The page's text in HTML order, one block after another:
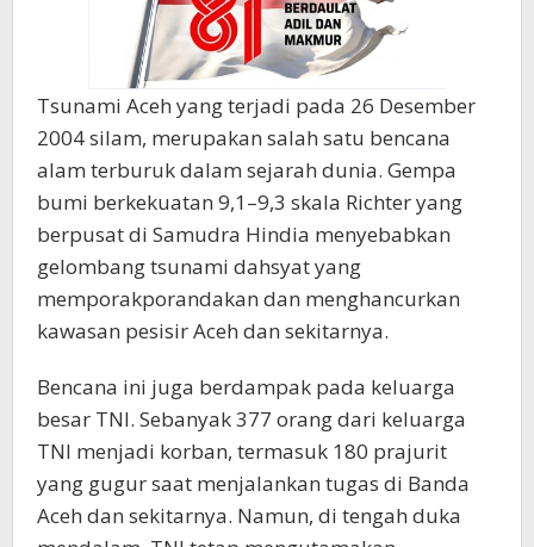
Tsunami Aceh yang terjadi pada 26 Desember
2004 silam, merupakan salah satu bencana
alam terburuk dalam sejarah dunia. Gempa
bumi berkekuatan 9,1–9,3 skala Richter yang
berpusat di Samudra Hindia menyebabkan
gelombang tsunami dahsyat yang
memporakporandakan dan menghancurkan
kawasan pesisir Aceh dan sekitarnya.
Bencana ini juga berdampak pada keluarga
besar TNI. Sebanyak 377 orang dari keluarga
TNI menjadi korban, termasuk 180 prajurit
yang gugur saat menjalankan tugas di Banda
Aceh dan sekitarnya. Namun, di tengah duka